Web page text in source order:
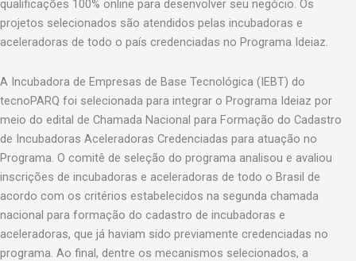
qualificações 100% online para desenvolver seu negócio. Os
projetos selecionados são atendidos pelas incubadoras e
aceleradoras de todo o país credenciadas no Programa Ideiaz.
A Incubadora de Empresas de Base Tecnológica (IEBT) do
tecnoPARQ foi selecionada para integrar o Programa Ideiaz por
meio do edital de Chamada Nacional para Formação do Cadastro
de Incubadoras Aceleradoras Credenciadas para atuação no
Programa. O comitê de seleção do programa analisou e avaliou
inscrições de incubadoras e aceleradoras de todo o Brasil de
acordo com os critérios estabelecidos na segunda chamada
nacional para formação do cadastro de incubadoras e
aceleradoras, que já haviam sido previamente credenciadas no
programa. Ao final, dentre os mecanismos selecionados, a